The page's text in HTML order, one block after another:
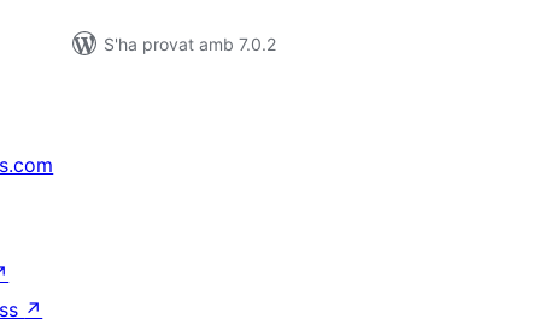
S'ha provat amb 7.0.2
↗